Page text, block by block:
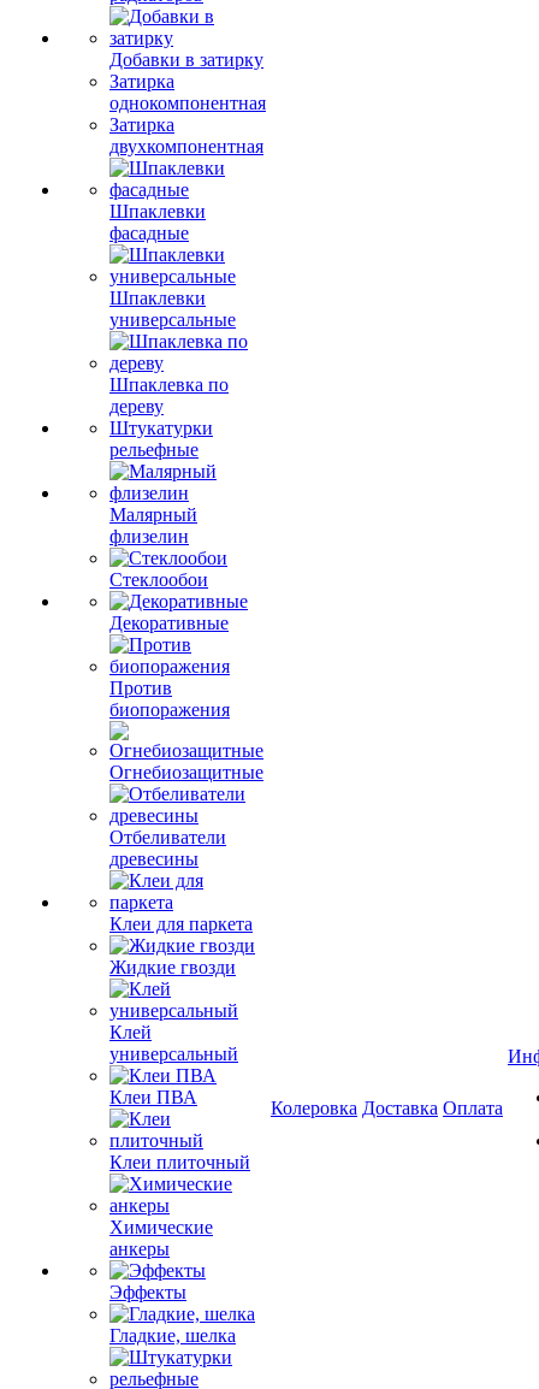
Добавки в затирку
Затирка
однокомпонентная
Затирка
двухкомпонентная
Шпаклевки
фасадные
Шпаклевки
универсальные
Шпаклевка по
дереву
Штукатурки
рельефные
Малярный
флизелин
Стеклообои
Декоративные
Против
биопоражения
Огнебиозащитные
Отбеливатели
древесины
Клеи для паркета
Жидкие гвозди
Клей
универсальный
Клеи ПВА
Клеи плиточный
Химические
анкеры
Эффекты
Гладкие, шелка
Колеровка Доставка Оплата